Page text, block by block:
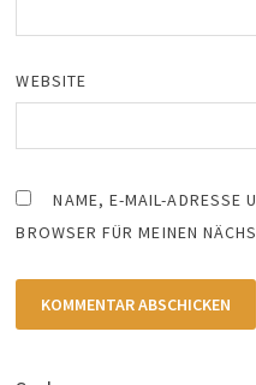
WEBSITE
NAME, E-MAIL-ADRESSE
BROWSER FÜR MEINEN